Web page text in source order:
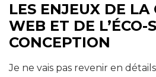
LES ENJEUX DE LA
WEB ET DE L’ÉCO-
CONCEPTION
Je ne vais pas revenir en